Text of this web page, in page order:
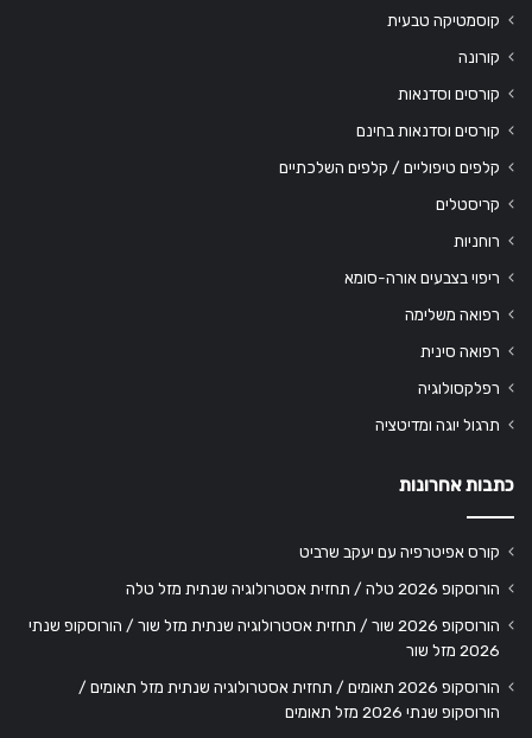
קוסמטיקה טבעית
קורונה
קורסים וסדנאות
קורסים וסדנאות בחינם
קלפים טיפוליים / קלפים השלכתיים
קריסטלים
רוחניות
ריפוי בצבעים אורה-סומא
רפואה משלימה
רפואה סינית
רפלקסולוגיה
תרגול יוגה ומדיטציה
כתבות אחרונות
קורס אפיטרפיה עם יעקב שרביט
הורוסקופ 2026 טלה / תחזית אסטרולוגיה שנתית מזל טלה
הורוסקופ 2026 שור / תחזית אסטרולוגיה שנתית מזל שור / הורוסקופ שנתי
2026 מזל שור
הורוסקופ 2026 תאומים / תחזית אסטרולוגיה שנתית מזל תאומים /
הורוסקופ שנתי 2026 מזל תאומים